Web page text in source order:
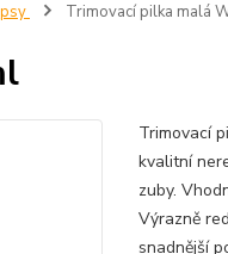
Trimovací pilka malá
Trimovací
kvalitní
zuby.
Výrazně
snadnější